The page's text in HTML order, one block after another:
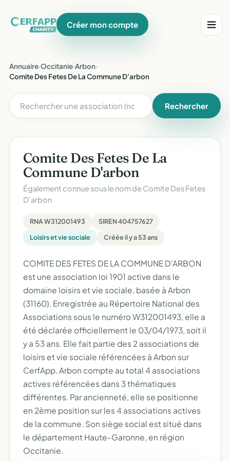
Créer mon compte
Annuaire›Occitanie›Arbon›
Comite Des Fetes De La Commune D'arbon
Rechercher
Comite Des Fetes De La
Commune D'arbon
Également connue sous le nom de Comite Des Fetes
D'arbon
RNA W312001493
SIREN 404757627
Loisirs et vie sociale
Créée il y a 53 ans
COMITE DES FETES DE LA COMMUNE D'ARBON
est une association loi 1901 active dans le
domaine loisirs et vie sociale, basée à Arbon
(31160). Enregistrée au Répertoire National des
Associations sous le numéro W312001493, elle a
été déclarée officiellement le 03/04/1973, soit il
y a 53 ans. Elle fait partie des 2 associations de
loisirs et vie sociale référencées à Arbon sur
CerfApp. Arbon compte au total 4 associations
actives référencées dans 3 thématiques
différentes. Par ancienneté, elle se positionne
en 2ème position sur les 4 associations actives
de la commune. Son siège social est situé dans
le département Haute-Garonne, en région
Occitanie.